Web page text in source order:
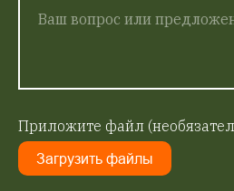
Приложите файл
Загрузить файлы